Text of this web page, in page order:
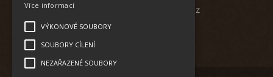
eshop@foodspecials.cz
Více informací
VÝKONOVÉ SOUBORY
SOUBORY CÍLENÍ
NEZAŘAZENÉ SOUBORY